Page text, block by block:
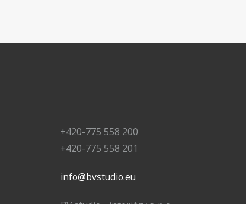
+420-775 558 200
+420-775 558 201
info@bvstudio.eu